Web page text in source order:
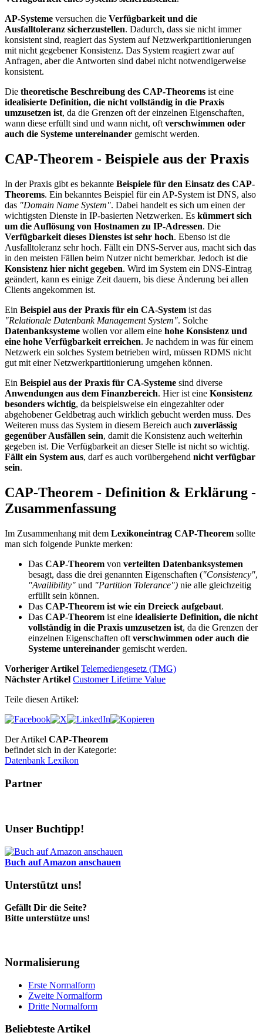
AP-Systeme versuchen die Verfügbarkeit und die
Ausfalltoleranz sicherzustellen. Dadurch, dass sie nicht immer
konsistent sind, reagiert das System auf Netzwerkpartitionierungen
mit nicht gegebener Konsistenz. Das System reagiert zwar auf
Anfragen, aber die Antworten sind dabei nicht notwendigerweise
konsistent.
Die theoretische Beschreibung des CAP-Theorems ist eine
idealisierte Definition, die nicht vollständig in die Praxis
umzusetzen ist, da die Grenzen oft der einzelnen Eigenschaften,
wann diese erfüllt sind und wann nicht, oft verschwimmen oder
auch die Systeme untereinander gemischt werden.
CAP-Theorem - Beispiele aus der Praxis
In der Praxis gibt es bekannte Beispiele für den Einsatz des CAP-
Theorems. Ein bekanntes Beispiel für ein AP-System ist DNS, also
das "Domain Name System". Dabei handelt es sich um einen der
wichtigsten Dienste in IP-basierten Netzwerken. Es kümmert sich
um die Auflösung von Hostnamen zu IP-Adressen. Die
Verfügbarkeit dieses Dienstes ist sehr hoch. Ebenso ist die
Ausfalltoleranz sehr hoch. Fällt ein DNS-Server aus, macht sich das
in den meisten Fällen beim Nutzer nicht bemerkbar. Jedoch ist die
Konsistenz hier nicht gegeben. Wird im System ein DNS-Eintrag
geändert, kann es einige Zeit dauern, bis diese Änderung bei allen
Clients angekommen ist.
Ein Beispiel aus der Praxis für ein CA-System ist das
"Relationale Datenbank Management System". Solche
Datenbanksysteme wollen vor allem eine hohe Konsistenz und
eine hohe Verfügbarkeit erreichen. Je nachdem in was für einem
Netzwerk ein solches System betrieben wird, müssen RDMS nicht
gut mit einer Netzwerkpartitionierung umgehen können.
Ein Beispiel aus der Praxis für CA-Systeme sind diverse
Anwendungen aus dem Finanzbereich. Hier ist eine Konsistenz
besonders wichtig, da beispielsweise ein eingezahlter oder
abgehobener Geldbetrag auch wirklich gebucht werden muss. Des
Weiteren muss das System in diesem Bereich auch zuverlässig
gegenüber Ausfällen sein, damit die Konsistenz auch weiterhin
gegeben ist. Die Verfügbarkeit an dieser Stelle ist nicht so wichtig.
Fällt ein System aus, darf es auch vorübergehend nicht verfügbar
sein.
CAP-Theorem - Definition & Erklärung -
Zusammenfassung
Im Zusammenhang mit dem Lexikoneintrag CAP-Theorem sollte
man sich folgende Punkte merken:
Das CAP-Theorem von verteilten Datenbanksystemen
besagt, dass die drei genannten Eigenschaften ("Consistency",
"Availibility" und "Partition Tolerance") nie alle gleichzeitig
erfüllt sein können.
Das CAP-Theorem ist wie ein Dreieck aufgebaut.
Das CAP-Theorem ist eine idealisierte Definition, die nicht
vollständig in die Praxis umzusetzen ist, da die Grenzen der
einzelnen Eigenschaften oft verschwimmen oder auch die
Systeme untereinander gemischt werden.
Vorheriger Artikel Telemediengesetz (TMG)
Nächster Artikel Customer Lifetime Value
Teile diesen Artikel:
Der Artikel CAP-Theorem
befindet sich in der Kategorie:
Datenbank Lexikon
Partner
Unser Buchtipp!
Buch auf Amazon anschauen
Unterstützt uns!
Gefällt Dir die Seite?
Bitte unterstütze uns!
Normalisierung
Erste Normalform
Zweite Normalform
Dritte Normalform
Beliebteste Artikel